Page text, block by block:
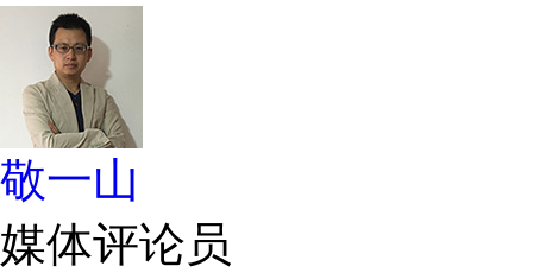
敬一山
媒体评论员